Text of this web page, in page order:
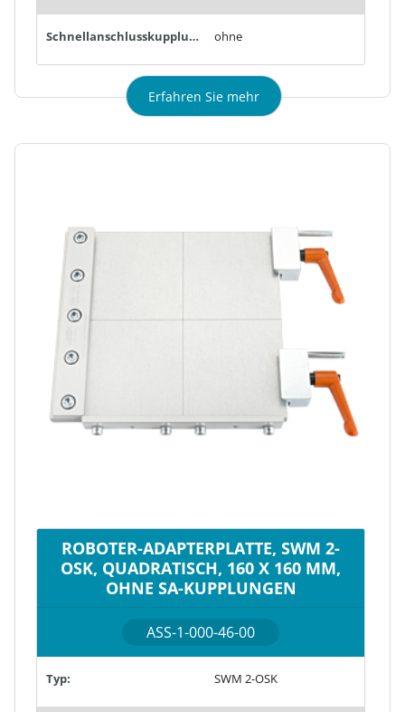
Schnellanschlusskupplungen: ohne
Erfahren Sie mehr
ROBOTER-ADAPTERPLATTE, SWM 2-
OSK, QUADRATISCH, 160 X 160 MM,
OHNE SA-KUPPLUNGEN
ASS-1-000-46-00
Typ: SWM 2-OSK